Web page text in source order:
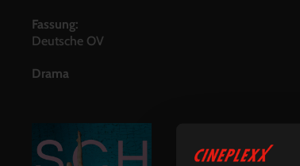
Fassung:
Deutsche OV
Drama